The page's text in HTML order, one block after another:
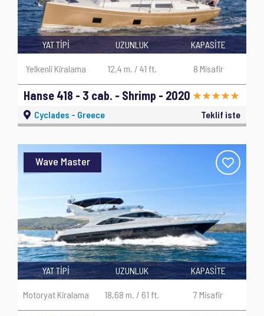
Hanse 418 - 3 cab. - Shrimp - 2020
YAT TİPİ
Yelkenli Kiralama
UZUNLUK
12,4 m. / 41 ft.
KAPASİTE
8 Misafir
Cyclades - Greece Teklif iste
Wave Master
YAT TİPİ
Motoryat Kiralama
UZUNLUK
18,68 m. / 61 ft.
KAPASİTE
7 Misafir